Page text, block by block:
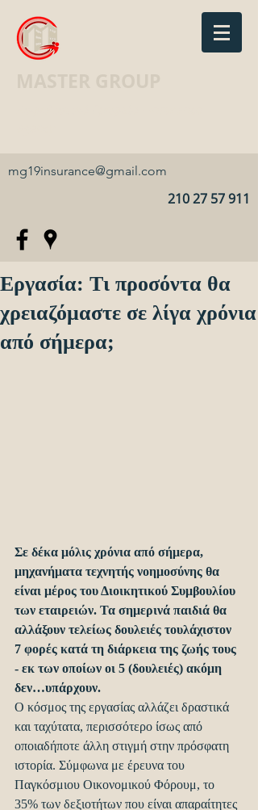
mg19insurance@gmail.com
210 27 57 911
Εργασία: Τι προσόντα θα
χρειαζόμαστε σε λίγα χρόνια
από σήμερα;
Σε δέκα μόλις χρόνια από σήμερα,
μηχανήματα τεχνητής νοημοσύνης θα
είναι μέρος του Διοικητικού Συμβουλίου
των εταιρειών. Τα σημερινά παιδιά θα
αλλάξουν τελείως δουλειές τουλάχιστον
7 φορές κατά τη διάρκεια της ζωής τους
- εκ των οποίων οι 5 (δουλειές) ακόμη
δεν…υπάρχουν.
Ο κόσμος της εργασίας αλλάζει δραστικά
και ταχύτατα, περισσότερο ίσως από
οποιαδήποτε άλλη στιγμή στην πρόσφατη
ιστορία. Σύμφωνα με έρευνα του
Παγκόσμιου Οικονομικού Φόρουμ, το
35% των δεξιοτήτων που είναι απαραίτητες